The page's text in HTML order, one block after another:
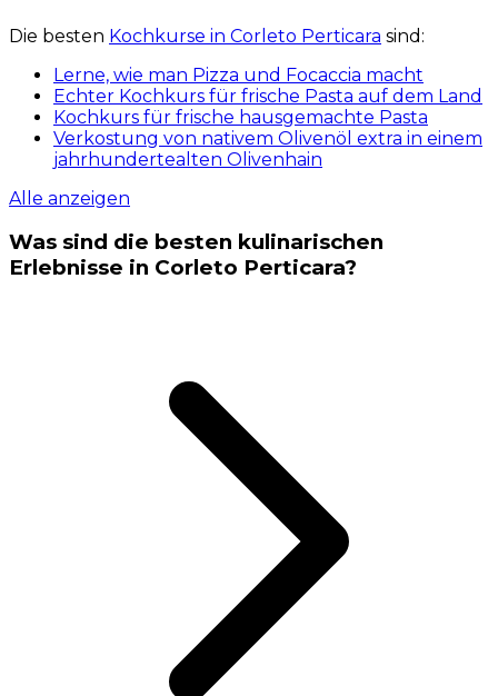
Die besten Kochkurse in Corleto Perticara sind:
Lerne, wie man Pizza und Focaccia macht
Echter Kochkurs für frische Pasta auf dem Land
Kochkurs für frische hausgemachte Pasta
Verkostung von nativem Olivenöl extra in einem
jahrhundertealten Olivenhain
Alle anzeigen
Was sind die besten kulinarischen
Erlebnisse in Corleto Perticara?